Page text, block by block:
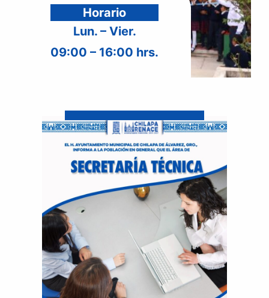
Horario
Lun. – Vier.
09:00 – 16:00 hrs.